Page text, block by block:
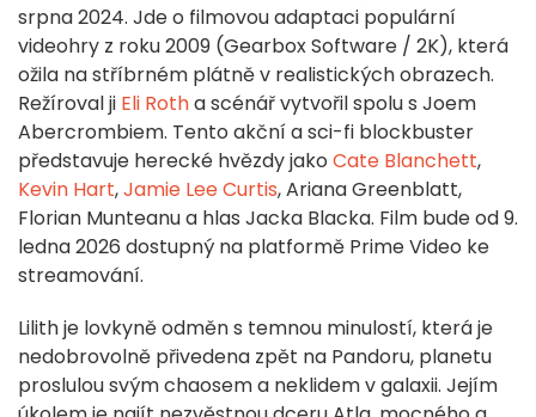
srpna 2024. Jde o filmovou adaptaci populární
videohry z roku 2009 (Gearbox Software / 2K), která
ožila na stříbrném plátně v realistických obrazech.
Režíroval ji Eli Rotha scénář vytvořil spolu s Joem
Abercrombiem. Tento akční a sci-fi blockbuster
představuje herecké hvězdy jako Cate Blanchett,
Kevin Hart,Jamie Lee Curtis, Ariana Greenblatt,
Florian Munteanu a hlas Jacka Blacka. Film bude od 9.
ledna 2026 dostupný na platformě Prime Video ke
streamování.
Lilith je lovkyně odměn s temnou minulostí, která je
nedobrovolně přivedena zpět na Pandoru, planetu
proslulou svým chaosem a neklidem v galaxii. Jejím